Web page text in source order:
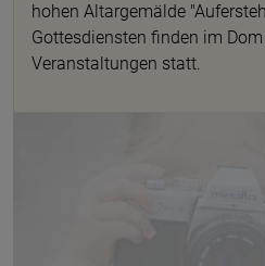
hohen Altargemälde
Gottesdiensten finden im
Veranstaltungen statt.